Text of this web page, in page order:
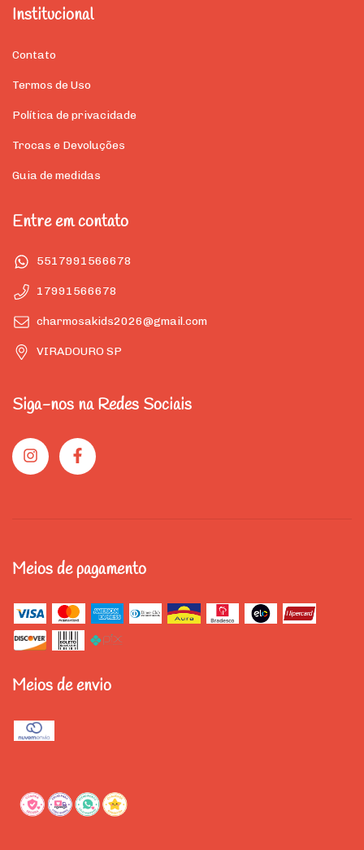
Institucional
Contato
Termos de Uso
Política de privacidade
Trocas e Devoluções
Guia de medidas
Entre em contato
5517991566678
17991566678
charmosakids2026@gmail.com
VIRADOURO SP
Siga-nos na Redes Sociais
Meios de pagamento
Meios de envio